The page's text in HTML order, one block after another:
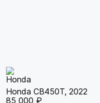
Honda CB450T, 2022
85 000 ₽